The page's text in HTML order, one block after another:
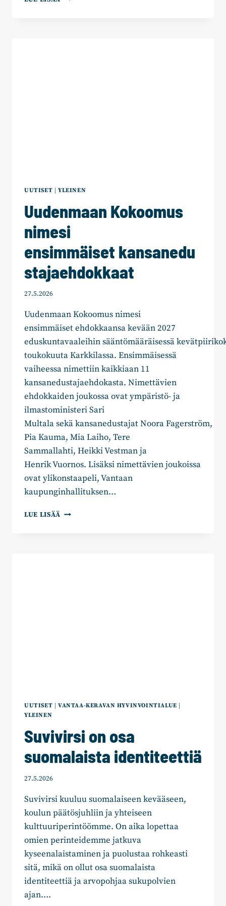
UUTISET YLEINEN
Uudenmaan Kokoomus
nimesi
ensimmäiset kansanedu
stajaehdokkaat
27.5.2026
Uudenmaan Kokoomus nimesi
ensimmäiset ehdokkaansa kevään 2027
eduskuntavaaleihin sääntömääräisessä
toukokuuta Karkkilassa. Ensimmäisessä
vaiheessa nimettiin kaikkiaan 11
kansanedustajaehdokasta. Nimettävien
ehdokkaiden joukossa ovat ympäristö- ja
ilmastoministeri Sari
Multala sekä kansanedustajat Noora Fagerström,
Pia Kauma, Mia Laiho, Tere
Sammallahti, Heikki Vestman ja
Henrik Vuornos. Lisäksi nimettävien joukoissa
ovat ylikonstaapeli, Vantaan
kaupunginhallituksen…
LUE LISÄÄ UUDENMAAN
UUTISET VANTAA-KERAVAN HYVINVOINTIALUE
YLEINEN
Suvivirsi on osa
suomalaista identiteettiä
27.5.2026
Suvivirsi kuuluu suomalaiseen kevääseen,
koulun päätösjuhliin ja yhteiseen
kulttuuriperintöömme. On aika lopettaa
omien perinteidemme jatkuva
kyseenalaistaminen ja puolustaa rohkeasti
sitä, mikä on ollut osa suomalaista
identiteettiä ja arvopohjaa sukupolvien
ajan….